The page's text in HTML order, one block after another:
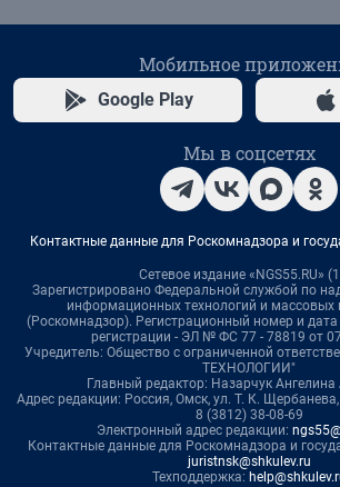
Мобильное
Google Play
Мы в соцсетях
Контактные данные для Роскомнадзора и
Сетевое издание «NGS55.RU»
Зарегистрировано Федеральной службой по
информационных технологий и массовых
(Роскомнадзор). Регистрационный номер и
регистрации - ЭЛ № ФС 77 - 78819 от
Учредитель: Общество с ограниченной
ТЕХНОЛОГИИ"
Главный редактор: Назарчук Ангелина
Адрес редакции: Россия, Омск, ул. Т. К.
8 (3812) 38-08-69
Электронный адрес редакции:
Контактные данные для Роскомнадзора и
juristnsk@shkulev.ru
Техподдержка: